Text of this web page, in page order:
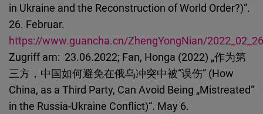
in Ukraine and the Reconstruction of World Order?)“.
26. Februar.
https://www.guancha.cn/ZhengYongNian/
Zugriff am: 23.06.2022; Fan, Honga (2022) „作为第
三方，中国如何避免在俄乌冲突中被“误伤” (How
China, as a Third Party, Can Avoid Being „Mistreated“
in the Russia-Ukraine Conflict)“. May 6.